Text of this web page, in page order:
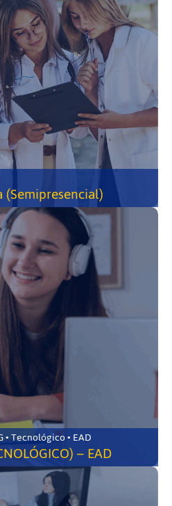
Santo Antônio do Monte-MG • Tecnológico • EAD
– EAD